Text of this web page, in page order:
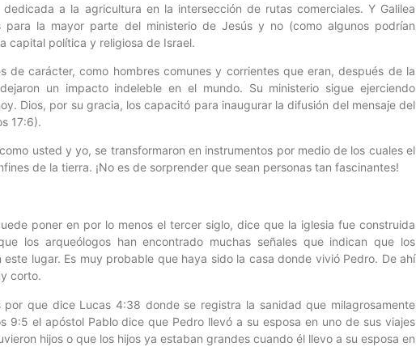
a la agricultura en la intersección de rutas comerciales. Y Galilea
para la mayor parte del ministerio de Jesús y no (como algunos podrían
capital política y religiosa de Israel.
de carácter, como hombres comunes y corrientes que eran, después de la
un impacto indeleble en el mundo. Su ministerio sigue ejerciendo
Dios, por su gracia, los capacitó para inaugurar la difusión del mensaje del
17:6).
usted y yo, se transformaron en instrumentos por medio de los cuales el
de la tierra. ¡No es de sorprender que sean personas tan fascinantes!
poner en por lo menos el tercer siglo, dice que la iglesia fue construida
los arqueólogos han encontrado muchas señales que indican que los
lugar. Es muy probable que haya sido la casa donde vivió Pedro. De ahí
corto.
por que dice Lucas 4:38 donde se registra la sanidad que milagrosamente
9:5 el apóstol Pablo dice que Pedro llevó a su esposa en uno de sus viajes
hijos o que los hijos ya estaban grandes cuando él llevo a su esposa en